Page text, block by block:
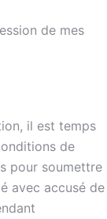
de mes
il est temps
de
pour soumettre
avec accusé de